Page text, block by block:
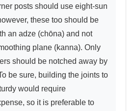
posts should use eight-sun
these too should be
an adze (chōna) and not
plane (kanna). Only
should be notched away by
be sure, building the joints to
would require
so it is preferable to